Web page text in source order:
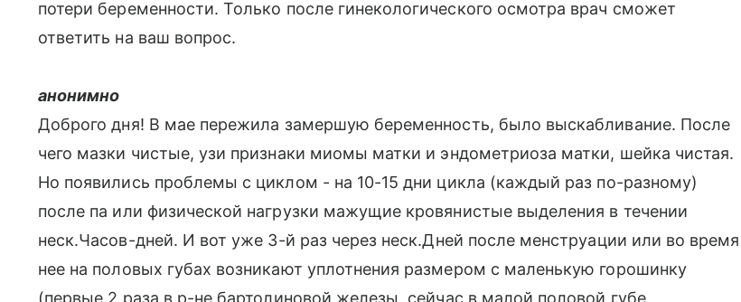
потери беременности. Только после гинекологического осмотра врач сможет
ответить на ваш вопрос.
анонимно
Доброго дня! В мае пережила замершую беременность, было выскабливание. После
чего мазки чистые, узи признаки миомы матки и эндометриоза матки, шейка чистая.
Но появились проблемы с циклом - на 10-15 дни цикла (каждый раз по-разному)
после па или физической нагрузки мажущие кровянистые выделения в течении
неск.Часов-дней. И вот уже 3-й раз через неск.Дней после менструации или во время
нее на половых губах возникают уплотнения размером с маленькую горошинку
(первые 2 раза в р-не бартолиновой железы, сейчас в малой половой губе,